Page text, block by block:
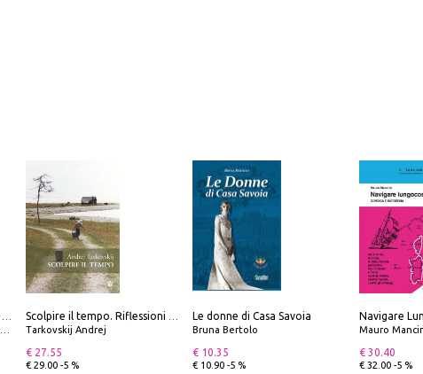
777 Adriatico orientale. Vol. 2: Costa della Dalmazia da Zara a Molunat, Isole della Dalmazia Meridionale e Montenegro
Scolpire il tempo. Riflessioni sul cinema.
Tarkovskij Andrej
€ 27.55
€ 29.00 -5 %
Le donne di Casa Savoia
Bruna Bertolo
€ 10.35
€ 10.90 -5 %
Mauro
€ 30.40
€ 32.00 -5 %